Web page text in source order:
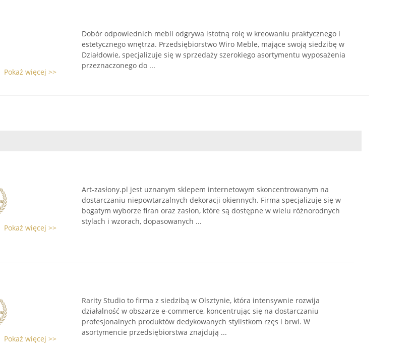
Pokaż więcej >>
Dobór odpowiednich mebli odgrywa istotną rolę w kreowaniu praktycznego i
estetycznego wnętrza. Przedsiębiorstwo Wiro Meble, mające swoją siedzibę w
Działdowie, specjalizuje się w sprzedaży szerokiego asortymentu wyposażenia
przeznaczonego do ...
Pokaż więcej >>
Art-zasłony.pl jest uznanym sklepem internetowym skoncentrowanym na
dostarczaniu niepowtarzalnych dekoracji okiennych. Firma specjalizuje się w
bogatym wyborze firan oraz zasłon, które są dostępne w wielu różnorodnych
stylach i wzorach, dopasowanych ...
Pokaż więcej >>
Rarity Studio to firma z siedzibą w Olsztynie, która intensywnie rozwija
działalność w obszarze e-commerce, koncentrując się na dostarczaniu
profesjonalnych produktów dedykowanych stylistkom rzęs i brwi. W
asortymencie przedsiębiorstwa znajdują ...